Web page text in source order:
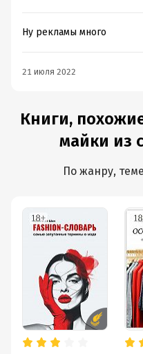
Ну рекламы много
21 июля 2022
Книги,
майки из
По жанру,